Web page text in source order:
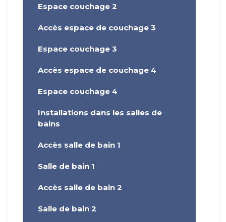
Espace couchage 2
Accès espace de couchage 3
Espace couchage 3
Accès espace de couchage 4
Espace couchage 4
Installations dans les salles de
bains
Accès salle de bain 1
Salle de bain 1
Accès salle de bain 2
Salle de bain 2